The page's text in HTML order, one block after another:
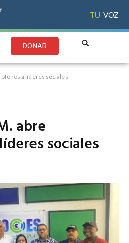
TU VOZ
DONAR
a líderes sociales
abre
sociales